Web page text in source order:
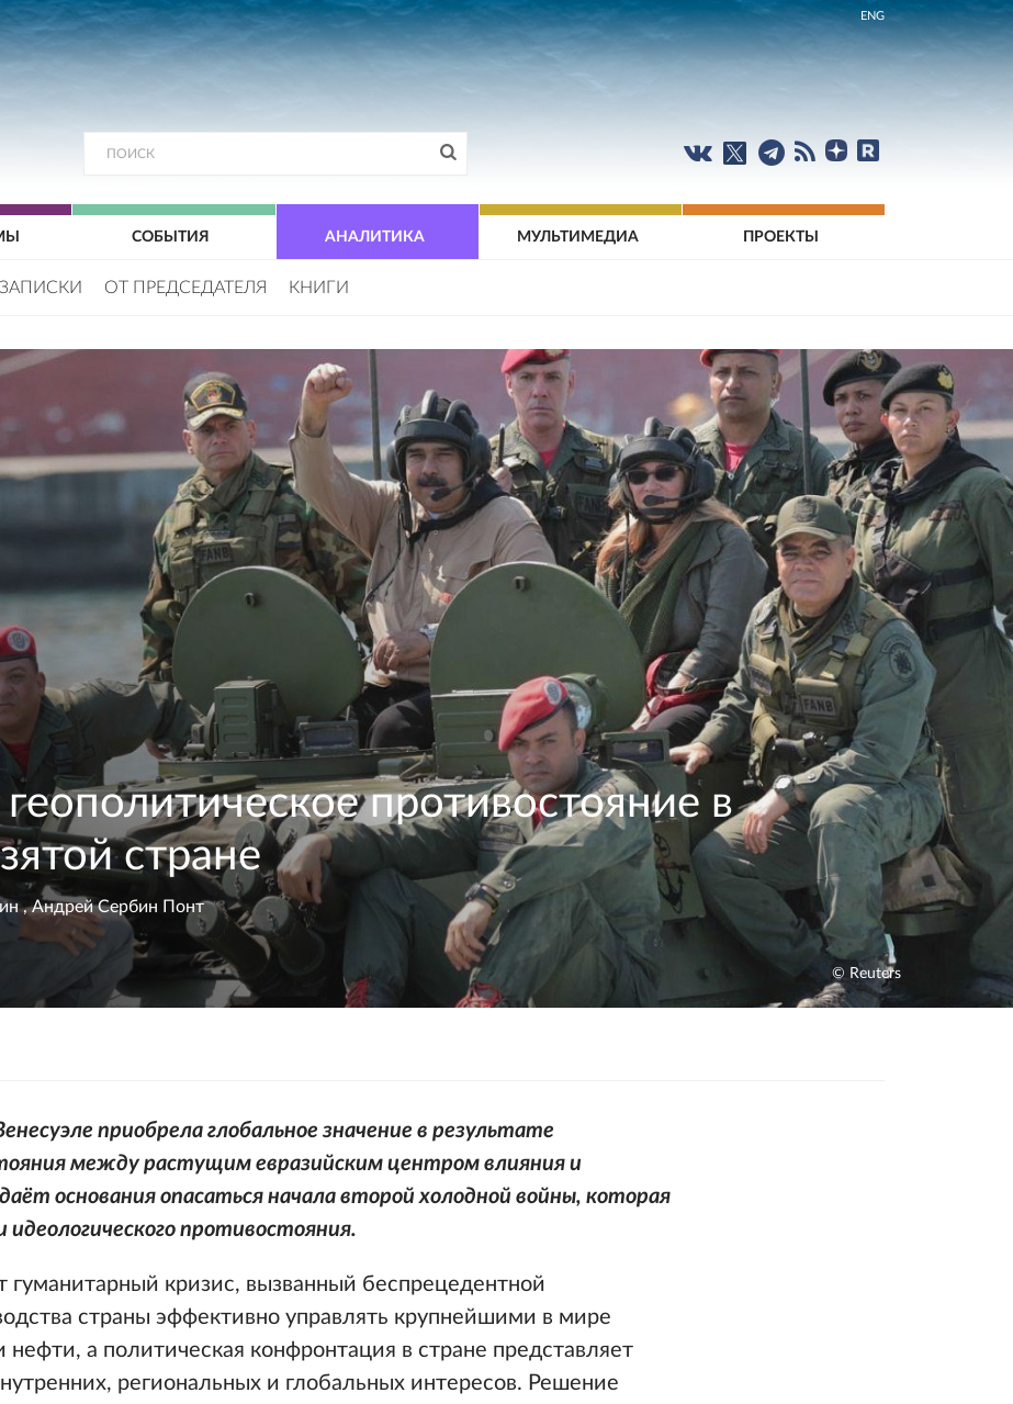
ENG
СОБЫТИЯ АНАЛИТИКА МУЛЬТИМЕДИА ПРОЕКТЫ
ОТ ПРЕДСЕДАТЕЛЯ КНИГИ
противостояние в
стране
,Андрей Сербин Понт
© Reuters
приобрела глобальное значение в результате
между растущим евразийским центром влияния и
основания опасаться начала второй холодной войны, которая
противостояния.
гуманитарный кризис, вызванный беспрецедентной
страны эффективно управлять крупнейшими в мире
а политическая конфронтация в стране представляет
региональных и глобальных интересов. Решение